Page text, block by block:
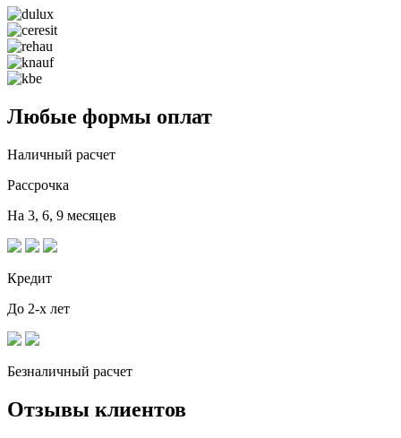
Любые формы оплат
Наличный расчет
Рассрочка
На 3, 6, 9 месяцев
Кредит
До 2-х лет
Безналичный расчет
Отзывы клиентов